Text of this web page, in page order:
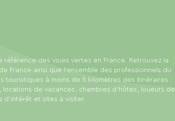
référence des voies vertes en France. Retrouvez la
France ainsi que l'ensemble des professionnels du
touristiques à moins de 5 kilomètres des itinéraires :
locations de vacances, chambres d'hôtes, loueurs de
d'intérêt et sites à visiter.